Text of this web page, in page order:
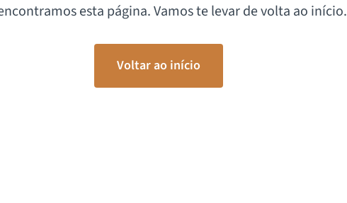
esta página. Vamos te levar de volta ao início.
Voltar ao início